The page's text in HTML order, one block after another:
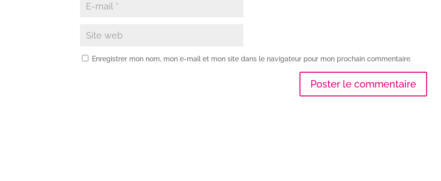
Enregistrer mon nom, mon e-mail et mon site dans le navigateur pour mon prochain commentaire.